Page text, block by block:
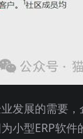
发展的需要
小型ERP软